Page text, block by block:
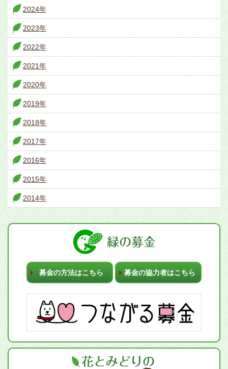
2024年
2023年
2022年
2021年
2020年
2019年
2018年
2017年
2016年
2015年
2014年
募金の方法はこちら 募金の協力者はこちら